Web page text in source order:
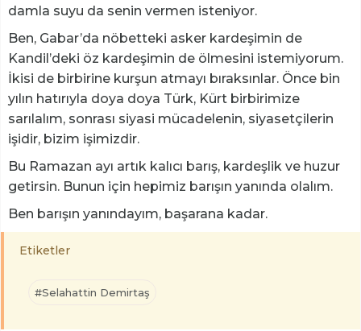
damla suyu da senin vermen isteniyor.
Ben, Gabar’da nöbetteki asker kardeşimin de
Kandil’deki öz kardeşimin de ölmesini istemiyorum.
İkisi de birbirine kurşun atmayı bıraksınlar. Önce bin
yılın hatırıyla doya doya Türk, Kürt birbirimize
sarılalım, sonrası siyasi mücadelenin, siyasetçilerin
işidir, bizim işimizdir.
Bu Ramazan ayı artık kalıcı barış, kardeşlik ve huzur
getirsin. Bunun için hepimiz barışın yanında olalım.
Ben barışın yanındayım, başarana kadar.
Etiketler
#Selahattin Demirtaş